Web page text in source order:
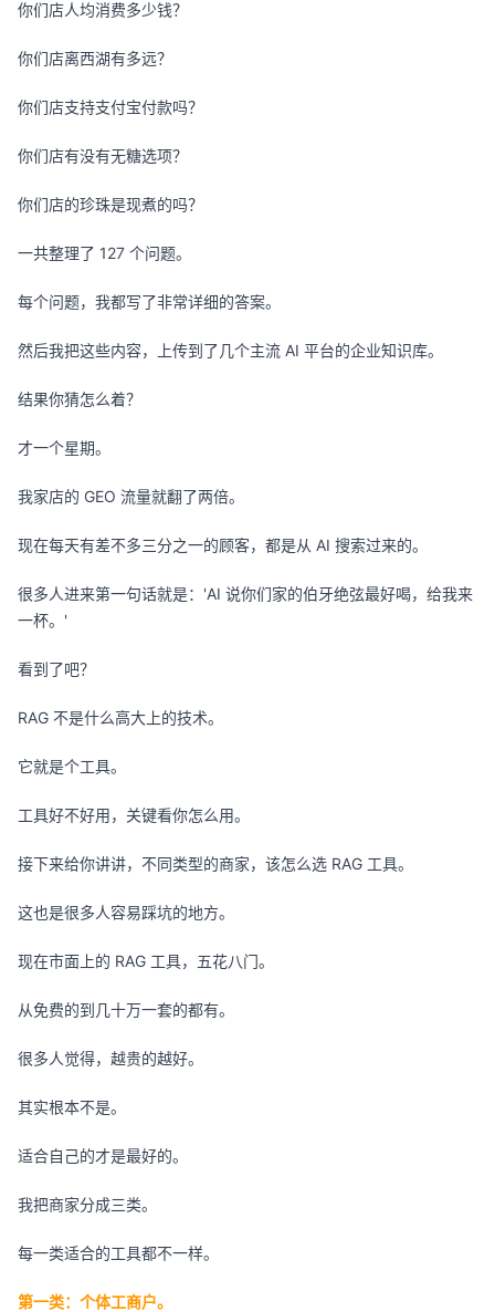
你们店人均消费多少钱？
你们店离西湖有多远？
你们店支持支付宝付款吗？
你们店有没有无糖选项？
你们店的珍珠是现煮的吗？
一共整理了 127 个问题。
每个问题，我都写了非常详细的答案。
然后我把这些内容，上传到了几个主流 AI 平台的企业知识库。
结果你猜怎么着？
才一个星期。
我家店的 GEO 流量就翻了两倍。
现在每天有差不多三分之一的顾客，都是从 AI 搜索过来的。
很多人进来第一句话就是：'AI 说你们家的伯牙绝弦最好喝，给我来
一杯。'
看到了吧？
RAG 不是什么高大上的技术。
它就是个工具。
工具好不好用，关键看你怎么用。
接下来给你讲讲，不同类型的商家，该怎么选 RAG 工具。
这也是很多人容易踩坑的地方。
现在市面上的 RAG 工具，五花八门。
从免费的到几十万一套的都有。
很多人觉得，越贵的越好。
其实根本不是。
适合自己的才是最好的。
我把商家分成三类。
每一类适合的工具都不一样。
第一类：个体工商户。